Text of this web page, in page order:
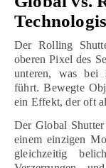
Der Rolling
oberen Pixel des
unteren, was bei
führt. Bewegte
ein Effekt, der oft
Der Global
einem einzigen
gleichzeitig